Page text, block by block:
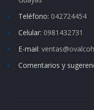
Teléfono: 042724454
Celular: 0981432731
E-mail:
Comentarios y